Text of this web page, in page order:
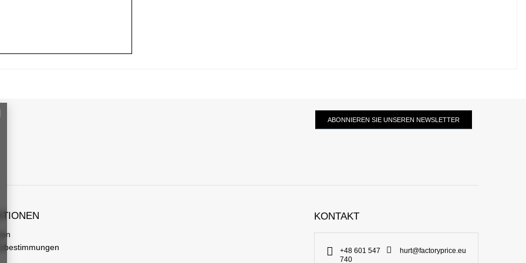
ABONNIEREN SIE UNSEREN NEWSLETTER
KONTAKT
+48 601 547
740
hurt@factoryprice.eu